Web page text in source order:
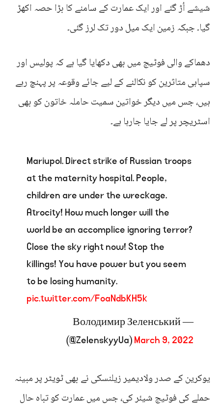
شیشے اُڑ گئے اور ایک عمارت کے سامنے کا بڑا حصہ اکھڑ
گیا۔ جبکہ زمین ایک میل دور تک لرز گئی۔
دھماکے والی فوٹیج میں بھی دکھایا گیا ہے کہ پولیس اور
سپاہی متاثرین کو نکالنے کے لیے جائے وقوعہ پر پہنچ رہے
ہیں، جس میں دیگر خواتین سمیت حاملہ خاتون کو بھی
اسٹریچر پر لے جایا جارہا ہے۔
Mariupol. Direct strike of Russian troops
at the maternity hospital. People,
children are under the wreckage.
Atrocity! How much longer will the
world be an accomplice ignoring terror?
Close the sky right now! Stop the
killings! You have power but you seem
to be losing humanity.
pic.twitter.com/FoaNdbKH5k
— Володимир Зеленський
(@ZelenskyyUa)March 9, 2022
یوکرین کے صدر ولادیمیر زیلنسکی نے بھی ٹویٹر پر مبینہ
حملے کی فوٹیج شیئر کی، جس میں عمارت کو تباہ حال